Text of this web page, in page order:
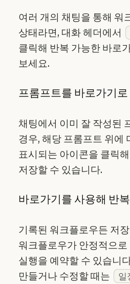
여러 개의 채팅을 통해 워
상태라면, 대화 헤더에서
클릭해 반복 가능한 바로
보세요.
프롬프트를 바로가기로
채팅에서 이미 잘 작성된
경우, 해당 프롬프트 위에
표시되는 아이콘을 클릭
저장할 수 있습니다.
바로가기를 사용해 반
기록된 워크플로우든 저
워크플로우가 안정적으
실행을 예약할 수 있습니
만들거나 수정할 때는